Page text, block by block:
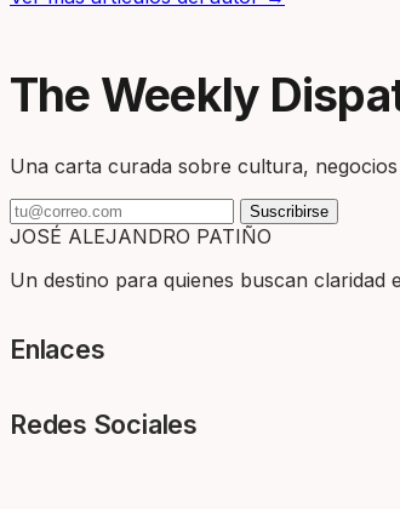
The Weekly
Una carta curada sobre cultura,
Suscribirse
JOSÉ ALEJANDRO PATIÑO
Un destino para quienes buscan claridad
Enlaces
Redes Sociales